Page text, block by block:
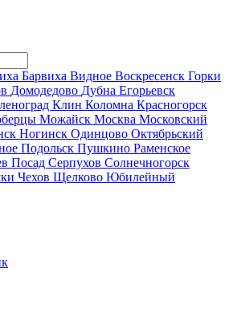
Барвиха Видное Воскресенск Горки
Домодедово Дубна Егорьевск
Клин Коломна Красногорск
Можайск Москва Московский
Ногинск Одинцово Октябрьский
Подольск Пушкино Раменское
Посад Серпухов Солнечногорск
Чехов Щелково Юбилейный